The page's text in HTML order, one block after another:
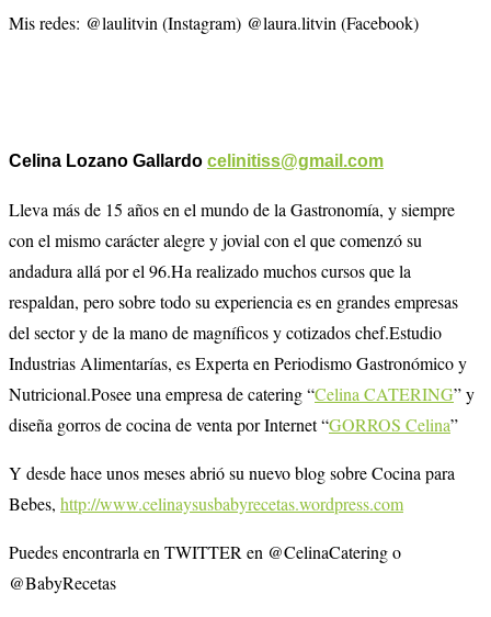
Mis redes: @laulitvin (Instagram) @laura.litvin (Facebook)
Celina Lozano Gallardo celinitiss@gmail.com
Lleva más de 15 años en el mundo de la Gastronomía, y siempre
con el mismo carácter alegre y jovial con el que comenzó su
andadura allá por el 96.Ha realizado muchos cursos que la
respaldan, pero sobre todo su experiencia es en grandes empresas
del sector y de la mano de magníficos y cotizados chef.Estudio
Industrias Alimentarías, es Experta en Periodismo Gastronómico y
Nutricional.Posee una empresa de catering “Celina CATERING” y
diseña gorros de cocina de venta por Internet “GORROS Celina”
Y desde hace unos meses abrió su nuevo blog sobre Cocina para
Bebes, http://www.celinaysusbabyrecetas.wordpress.com
Puedes encontrarla en TWITTER en @CelinaCatering o
@BabyRecetas